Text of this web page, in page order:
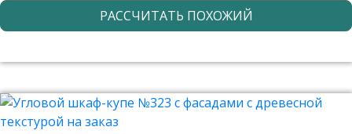
РАССЧИТАТЬ ПОХОЖИЙ